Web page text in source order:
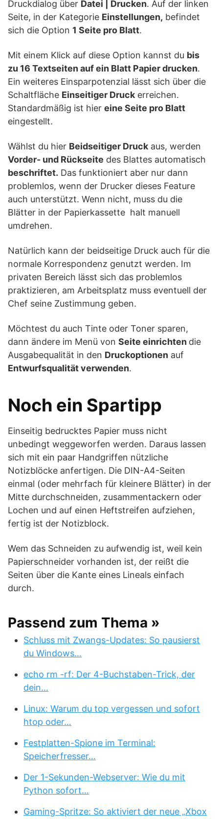
Druckdialog über Datei | Drucken. Auf der linken
Seite, in der Kategorie Einstellungen, befindet
sich die Option 1 Seite pro Blatt.
Mit einem Klick auf diese Option kannst du bis
zu 16 Textseiten auf ein Blatt Papier drucken.
Ein weiteres Einsparpotenzial lässt sich über die
Schaltfläche Einseitiger Druck erreichen.
Standardmäßig ist hier eine Seite pro Blatt
eingestellt.
Wählst du hier Beidseitiger Druck aus, werden
Vorder- und Rückseite des Blattes automatisch
beschriftet. Das funktioniert aber nur dann
problemlos, wenn der Drucker dieses Feature
auch unterstützt. Wenn nicht, muss du die
Blätter in der Papierkassette halt manuell
umdrehen.
Natürlich kann der beidseitige Druck auch für die
normale Korrespondenz genutzt werden. Im
privaten Bereich lässt sich das problemlos
praktizieren, am Arbeitsplatz muss eventuell der
Chef seine Zustimmung geben.
Möchtest du auch Tinte oder Toner sparen,
dann ändere im Menü von Seite einrichten die
Ausgabequalität in den Druckoptionen auf
Entwurfsqualität verwenden.
Noch ein Spartipp
Einseitig bedrucktes Papier muss nicht
unbedingt weggeworfen werden. Daraus lassen
sich mit ein paar Handgriffen nützliche
Notizblöcke anfertigen. Die DIN-A4-Seiten
einmal (oder mehrfach für kleinere Blätter) in der
Mitte durchschneiden, zusammentackern oder
Lochen und auf einen Heftstreifen aufziehen,
fertig ist der Notizblock.
Wem das Schneiden zu aufwendig ist, weil kein
Papierschneider vorhanden ist, der reißt die
Seiten über die Kante eines Lineals einfach
durch.
Passend zum Thema »
Schluss mit Zwangs-Updates: So pausierst
du Windows…
echo rm -rf: Der 4-Buchstaben-Trick, der
dein…
Linux: Warum du top vergessen und sofort
htop oder…
Festplatten-Spione im Terminal:
Speicherfresser…
Der 1-Sekunden-Webserver: Wie du mit
Python sofort…
Gaming-Spritze: So aktiviert der neue „Xbox